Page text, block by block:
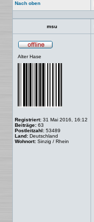
Nach oben
msu
Alter Hase
Registriert: 31 Mai 2016, 16:12
Beiträge: 63
Postleitzahl: 53489
Land: Deutschland
Wohnort: Sinzig / Rhein